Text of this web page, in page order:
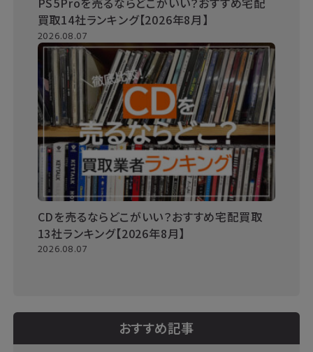
買取14社ランキング【2026年8月】
2026.08.07
CDを売るならどこがいい？おすすめ宅配買取
13社ランキング【2026年8月】
2026.08.07
おすすめ記事